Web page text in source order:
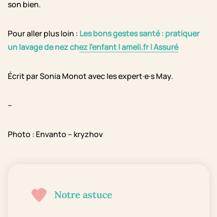
son bien.
Pour aller plus loin : Les bons gestes santé : pratiquer
un lavage de nez chez l’enfant | ameli.fr | Assuré
Écrit par Sonia Monot avec les expert·e·s May.
–
Photo : Envanto – kryzhov
Notre astuce